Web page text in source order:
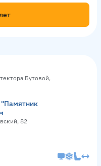
Бутовой,
"Памятник
82